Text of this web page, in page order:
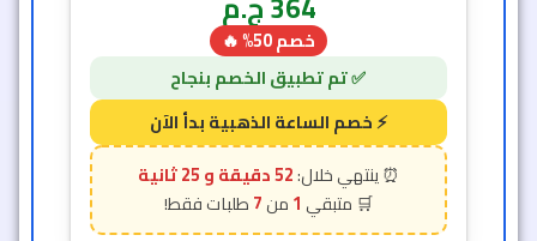
خصم 50% 🔥
52 دقيقة و 23 ثانية
1
7